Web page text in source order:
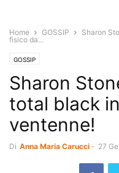
Home GOSSIP
Sharon
fisico da...
GOSSIP
Sharon
total black
ventenne!
Di Anna Maria Carucci - 27